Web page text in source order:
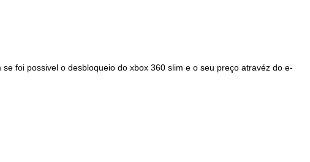
foi possivel o desbloqueio do xbox 360 slim e o seu preço atravéz do e-